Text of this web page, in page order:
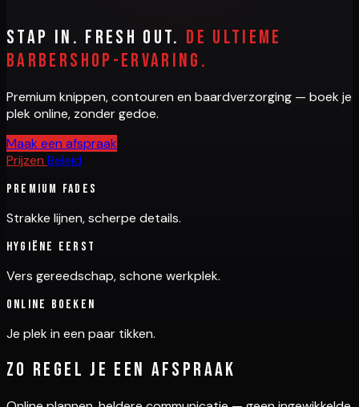
Stap in. Fresh out. De ultieme
barbershop-ervaring.
Premium knippen, contouren en baardverzorging — boek je
plek online, zonder gedoe.
Maak een afspraak
Prijzen Beleid
Premium fades
Strakke lijnen, scherpe details.
Hygiëne eerst
Vers gereedschap, schone werkplek.
Online boeken
Je plek in een paar tikken.
Zo regel je een afspraak